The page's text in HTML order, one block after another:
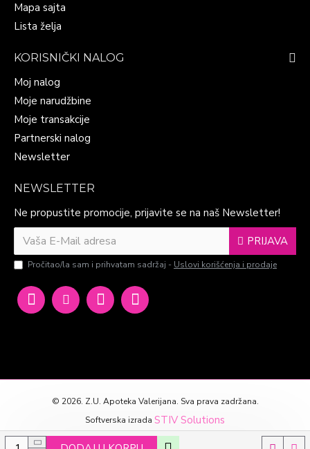
Mapa sajta
Lista želja
KORISNIČKI NALOG
Moj nalog
Moje narudžbine
Moje transakcije
Partnerski nalog
Newsletter
NEWSLETTER
Ne propustite promocije, prijavite se na naš Newsletter!
PRIJAVA
Pročitao/la sam i prihvatam sadržaj - Uslovi korišćenja i prodaje
© 2026. Z.U. Apoteka Valerijana. Sva prava zadržana.
Softverska izrada STIV Solutions